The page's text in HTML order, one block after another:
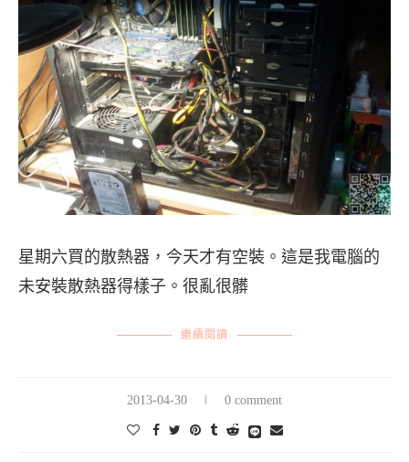
星期六買的散熱器，今天才有空裝。這是我電腦的
未安裝散熱器得樣子。很亂很髒
繼續閱讀
2013-04-30 0 comment